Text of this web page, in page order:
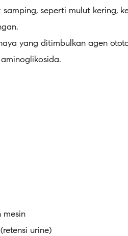
seperti mulut kering,
yang ditimbulkan agen
mesin
urine)